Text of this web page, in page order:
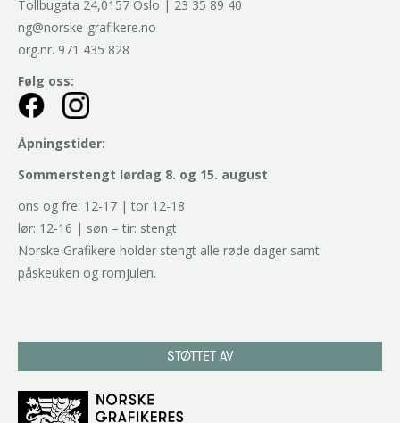
Tollbugata 24,0157 Oslo | 23 35 89 40
ng@norske-grafikere.no
org.nr. 971 435 828
Følg oss:
Åpningstider:
Sommerstengt lørdag 8. og 15. august
ons og fre: 12-17 | tor 12-18
lør: 12-16 | søn – tir: stengt
Norske Grafikere holder stengt alle røde dager samt
påskeuken og romjulen.
STØTTET AV